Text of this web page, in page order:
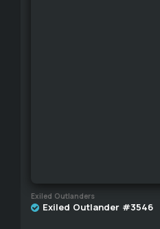
Exiled Outlanders
Exiled Outlander #3546